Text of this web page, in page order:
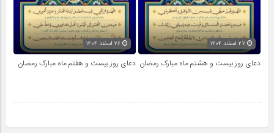
۲۷ اسفند ۱۴۰۴
دعای روز بیست و هشتم ماه مبارک رمضان دعای روز بیست و هفتم ماه مبارک رمضان